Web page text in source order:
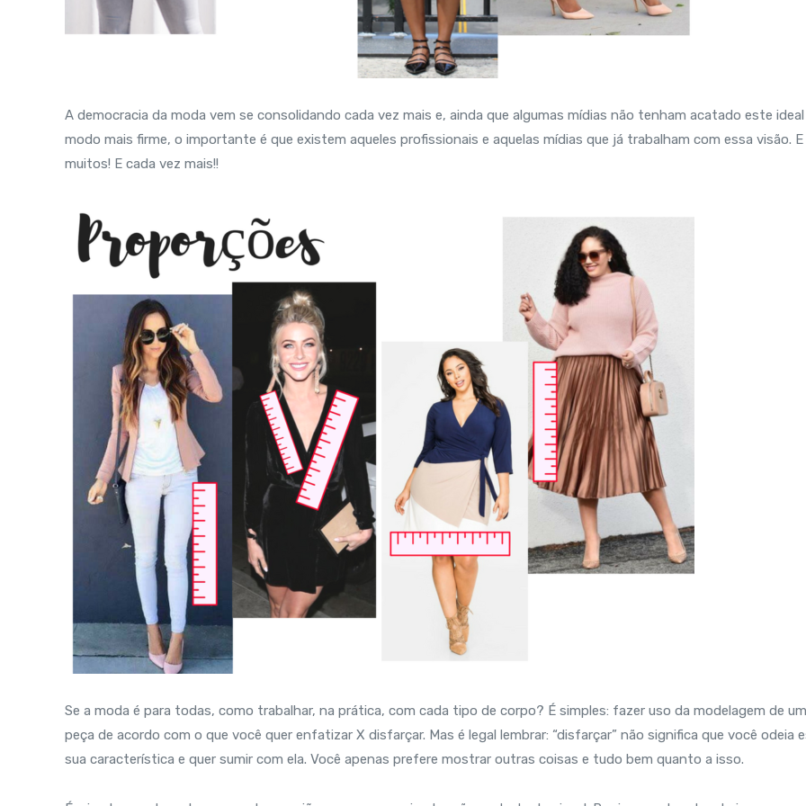
A democracia da moda vem se consolidando cada vez mais e, ainda que algumas mídias não tenham acatado este
modo mais firme, o importante é que existem aqueles profissionais e aquelas mídias que já trabalham com essa visão. E
muitos! E cada vez mais!!
Se a moda é para todas, como trabalhar, na prática, com cada tipo de corpo? É simples: fazer uso da modelagem de
peça de acordo com o que você quer enfatizar X disfarçar. Mas é legal lembrar: “disfarçar” não significa que você odeia
sua característica e quer sumir com ela. Você apenas prefere mostrar outras coisas e tudo bem quanto a isso.